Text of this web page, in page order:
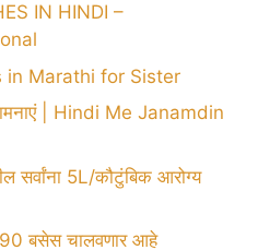
IN HINDI –
in Marathi for Sister
| Hindi Me Janamdin
सर्वांना 5L/कौटुंबिक आरोग्य
बसेस चालवणार आहे